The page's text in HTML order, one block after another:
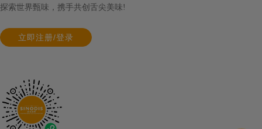
欧福非笼养巴氏杀菌蛋黄液
规格: 12盒×970克 / 箱
蔻曼传统黄油块（脂肪含量82%）
探索世界甄味，携手共创舌尖美味!
立即注册/登录